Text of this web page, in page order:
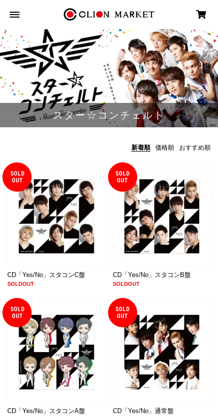
スター☆コンチェルト
新着順 価格順 おすすめ順
SOLD
OUT
CD「Yes/No」スタコンC盤
SOLDOUT
SOLD
OUT
CD「Yes/No」スタコンB盤
SOLDOUT
SOLD
OUT
CD「Yes/No」スタコンA盤
SOLD
OUT
CD「Yes/No」通常盤